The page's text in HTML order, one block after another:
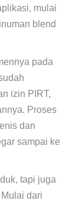
mulai
blend
pada
izin PIRT,
Proses
dan
sampai ke
tapi juga
dari